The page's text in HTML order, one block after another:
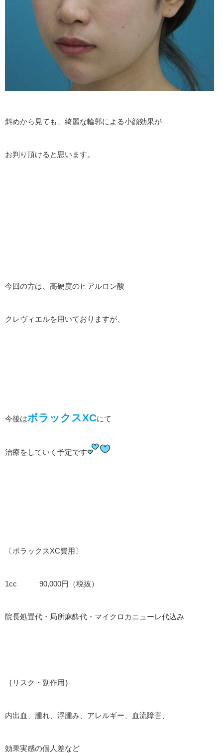
斜めから見ても、綺麗な輪郭による小顔効果が
お判り頂けると思います。
今回の方は、高硬度のヒアルロン酸
クレヴィエルを用いておりますが、
今後はボラックスXCにて
治療をしていく予定です
〔ボラックスXC費用〕
1cc 90,000円（税抜）
院長処置代・局所麻酔代・マイクロカニューレ代込み
｛リスク・副作用｝
内出血、腫れ、浮腫み、アレルギー、血流障害、
効果実感の個人差など